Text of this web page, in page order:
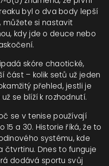
byl o dva body lepší
můžete si nastavit
kdy jde o deuce nebo
skóre chaotické,
část – kolik setů už jeden
přehled, jestli je
se blíží k rozhodnutí.
se v tenise používají
a 30. Historie říká, že to
systému, kde
Dnes to funguje
dodává sportu svůj